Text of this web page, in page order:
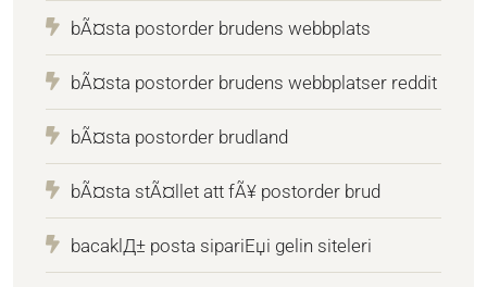
bÃ¤sta postorder brudens webbplats
bÃ¤sta postorder brudens webbplatser reddit
bÃ¤sta postorder brudland
bÃ¤sta stÃ¤llet att fÃ¥ postorder brud
bacaklД± posta sipariЕџi gelin siteleri